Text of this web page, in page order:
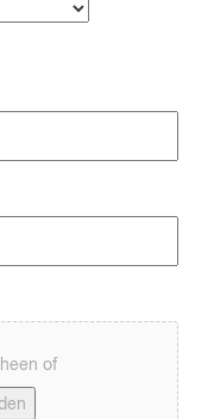
of